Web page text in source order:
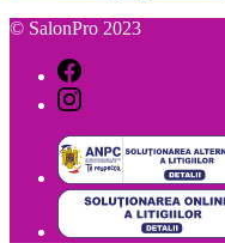
© SalonPro 2023